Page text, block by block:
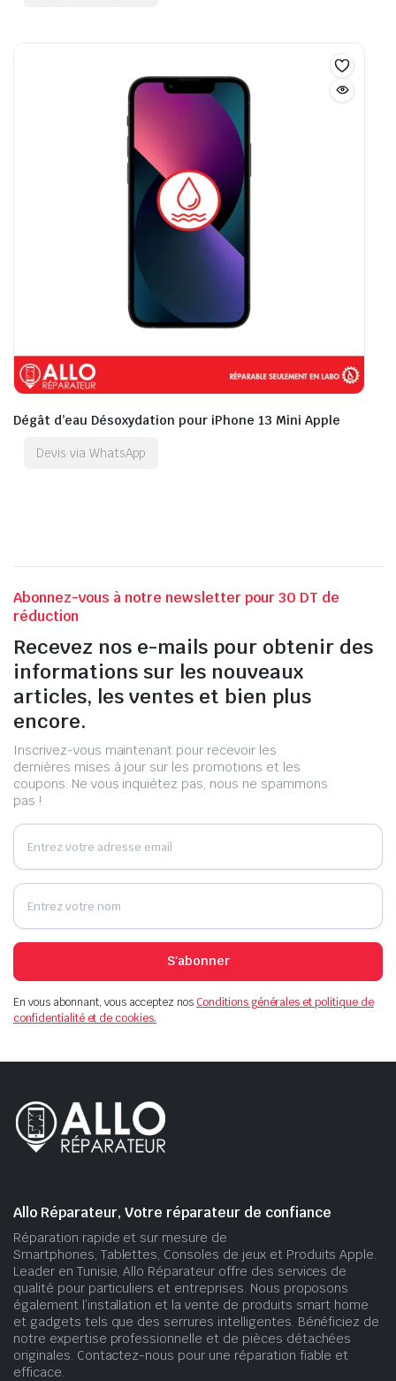
Dégât d’eau Désoxydation pour iPhone 13 Mini Apple
Devis via WhatsApp
Abonnez-vous à notre newsletter pour 30 DT de
réduction
Recevez nos e-mails pour obtenir des
informations sur les nouveaux
articles, les ventes et bien plus
encore.
Inscrivez-vous maintenant pour recevoir les
dernières mises à jour sur les promotions et les
coupons. Ne vous inquiétez pas, nous ne spammons
pas !
S'abonner
En vous abonnant, vous acceptez nosConditions générales et politique de
confidentialité et de cookies.
Allo Réparateur, Votre réparateur de confiance
Réparation rapide et sur mesure de
Smartphones, Tablettes, Consoles de jeux et Produits Apple.
Leader en Tunisie, Allo Réparateur offre des services de
qualité pour particuliers et entreprises. Nous proposons
également l’installation et la vente de produits smart home
et gadgets tels que des serrures intelligentes. Bénéficiez de
notre expertise professionnelle et de pièces détachées
originales. Contactez-nous pour une réparation fiable et
efficace.